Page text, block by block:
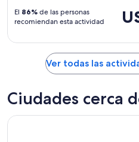
El 86% de las personas
recomiendan esta actividad
Ver todas las
Ciudades cerca